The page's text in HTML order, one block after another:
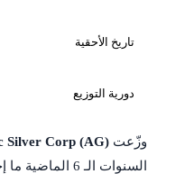
تاريخ الأحقية
دورية التوزيع
وزّعت Silver Corp (AG)
السنوات الـ 6 الماضية ما إجماليه نحو